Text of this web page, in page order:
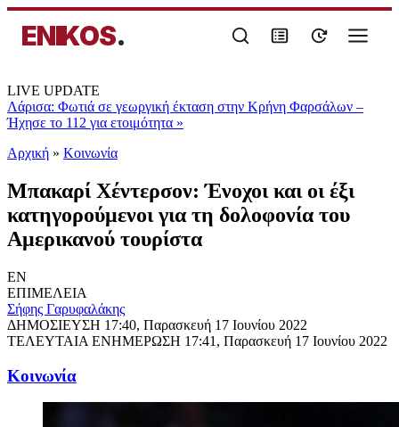
ENIKOS.
LIVE UPDATE
Λάρισα: Φωτιά σε γεωργική έκταση στην Κρήνη Φαρσάλων –
Ήχησε το 112 για ετοιμότητα »
Αρχική » Κοινωνία
Μπακαρί Χέντερσον: Ένοχοι και οι έξι
κατηγορούμενοι για τη δολοφονία του
Αμερικανού τουρίστα
EN
ΕΠΙΜΕΛΕΙΑ
Σήφης Γαρυφαλάκης
ΔΗΜΟΣΙΕΥΣΗ 17:40, Παρασκευή 17 Ιουνίου 2022
ΤΕΛΕΥΤΑΙΑ ΕΝΗΜΕΡΩΣΗ 17:41, Παρασκευή 17 Ιουνίου 2022
Κοινωνία